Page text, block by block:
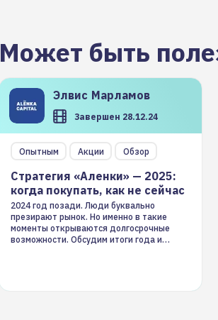
Может быть
Элвис Марламов
Завершен 28.12.24
Опытным Акции Обзор
Стратегия «Аленки» — 2025:
когда покупать, как не сейчас
2024 год позади. Люди буквально
презирают рынок. Но именно в такие
моменты открываются долгосрочные
возможности. Обсудим итоги года и